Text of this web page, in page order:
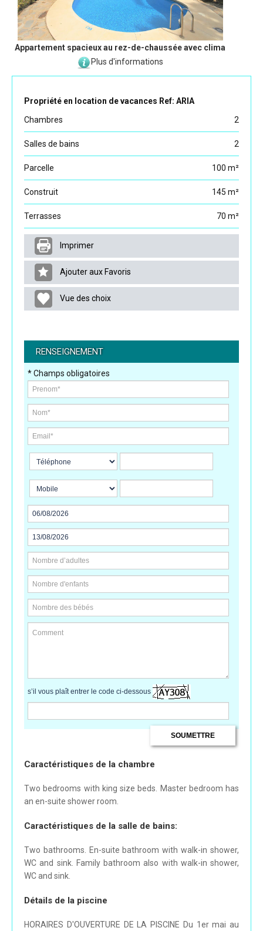
Appartement spacieux au rez-de-chaussée avec clima
Plus d'informations
Propriété en location de vacances Ref: ARIA
Chambres
2
Salles de bains 2
Parcelle 100 m²
Construit 145 m²
Terrasses 70 m²
Imprimer
Ajouter aux Favoris
Vue des choix
RENSEIGNEMENT
* Champs obligatoires
s’il vous plaît entrer le code ci-dessous
Caractéristiques de la chambre
Two bedrooms with king size beds. Master bedroom has
an en-suite shower room.
Caractéristiques de la salle de bains:
Two bathrooms. En-suite bathroom with walk-in shower,
WC and sink. Family bathroom also with walk-in shower,
WC and sink.
Détails de la piscine
HORAIRES D'OUVERTURE DE LA PISCINE Du 1er mai au